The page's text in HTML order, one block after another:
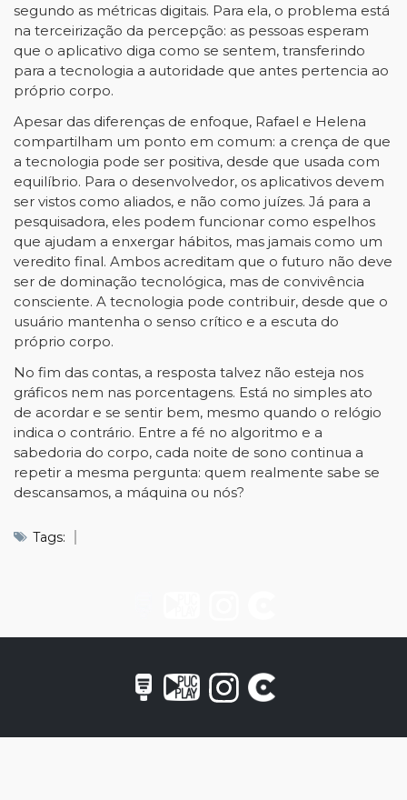
segundo as métricas digitais. Para ela, o problema está
na terceirização da percepção: as pessoas esperam
que o aplicativo diga como se sentem, transferindo
para a tecnologia a autoridade que antes pertencia ao
próprio corpo.
Apesar das diferenças de enfoque, Rafael e Helena
compartilham um ponto em comum: a crença de que
a tecnologia pode ser positiva, desde que usada com
equilíbrio. Para o desenvolvedor, os aplicativos devem
ser vistos como aliados, e não como juízes. Já para a
pesquisadora, eles podem funcionar como espelhos
que ajudam a enxergar hábitos, mas jamais como um
veredito final. Ambos acreditam que o futuro não deve
ser de dominação tecnológica, mas de convivência
consciente. A tecnologia pode contribuir, desde que o
usuário mantenha o senso crítico e a escuta do
próprio corpo.
No fim das contas, a resposta talvez não esteja nos
gráficos nem nas porcentagens. Está no simples ato
de acordar e se sentir bem, mesmo quando o relógio
indica o contrário. Entre a fé no algoritmo e a
sabedoria do corpo, cada noite de sono continua a
repetir a mesma pergunta: quem realmente sabe se
descansamos, a máquina ou nós?
Tags: